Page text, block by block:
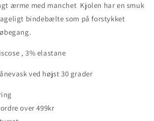
ærme med manchet Kjolen har en smuk
bindebælte som på forstykket
, 3% elastane
ved højst 30 grader
over 499kr